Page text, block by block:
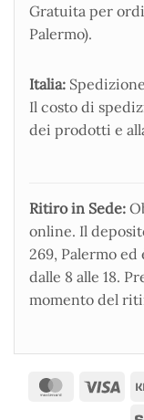
Gratuita per
Palermo).
Italia:
Il costo di
dei prodotti e
Ritiro in Sede:
online. Il
269, Palermo
dalle 8 alle 18.
momento del